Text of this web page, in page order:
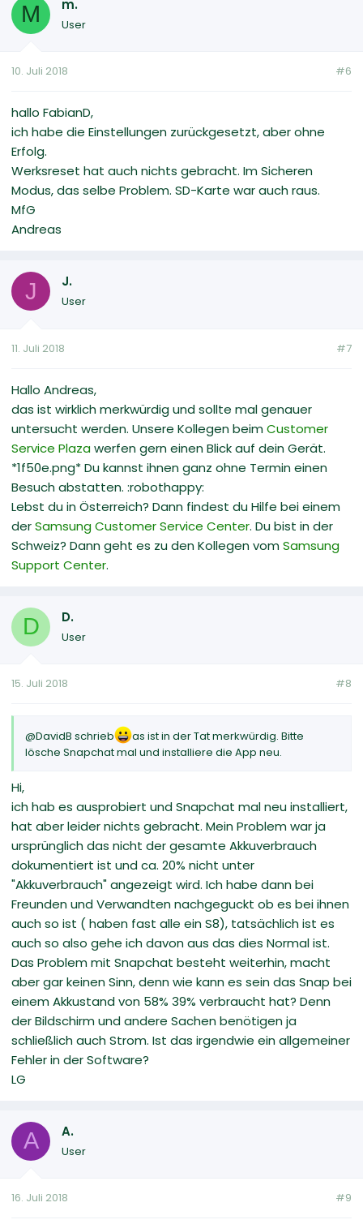
M m.
User
10. Juli 2018 #6
hallo FabianD,
ich habe die Einstellungen zurückgesetzt, aber ohne
Erfolg.
Werksreset hat auch nichts gebracht. Im Sicheren
Modus, das selbe Problem. SD-Karte war auch raus.
MfG
Andreas
J J.
User
11. Juli 2018 #7
Hallo Andreas,
das ist wirklich merkwürdig und sollte mal genauer
untersucht werden. Unsere Kollegen beimCustomer
Service Plaza werfen gern einen Blick auf dein Gerät.
*1f50e.png* Du kannst ihnen ganz ohne Termin einen
Besuch abstatten. :robothappy:
Lebst du in Österreich? Dann findest du Hilfe bei einem
derSamsung Customer Service Center. Du bist in der
Schweiz? Dann geht es zu den Kollegen vomSamsung
Support Center.
D D.
User
15. Juli 2018 #8
@DavidB schrieb
as ist in der Tat merkwürdig. Bitte
lösche Snapchat mal und installiere die App neu.
Hi,
ich hab es ausprobiert und Snapchat mal neu installiert,
hat aber leider nichts gebracht. Mein Problem war ja
ursprünglich das nicht der gesamte Akkuverbrauch
dokumentiert ist und ca. 20% nicht unter
"Akkuverbrauch" angezeigt wird. Ich habe dann bei
Freunden und Verwandten nachgeguckt ob es bei ihnen
auch so ist ( haben fast alle ein S8), tatsächlich ist es
auch so also gehe ich davon aus das dies Normal ist.
Das Problem mit Snapchat besteht weiterhin, macht
aber gar keinen Sinn, denn wie kann es sein das Snap bei
einem Akkustand von 58% 39% verbraucht hat? Denn
der Bildschirm und andere Sachen benötigen ja
schließlich auch Strom. Ist das irgendwie ein allgemeiner
Fehler in der Software?
LG
A A.
User
16. Juli 2018 #9